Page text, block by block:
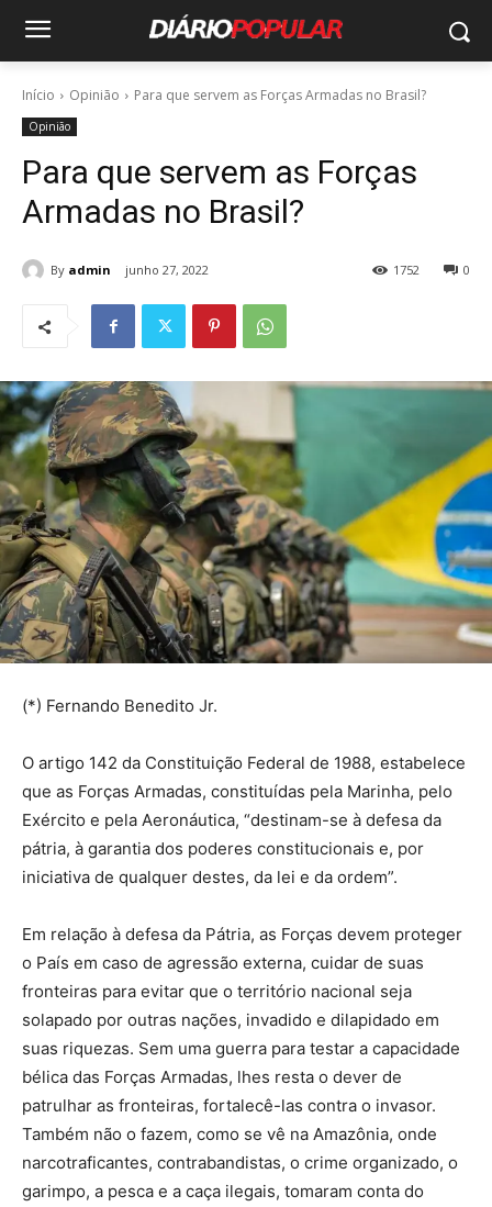
Início Opinião Para que servem as Forças Armadas no Brasil?
Opinião
Para que servem as Forças
Armadas no Brasil?
By admin junho 27, 2022 0
1752
(*) Fernando Benedito Jr.
O artigo 142 da Constituição Federal de 1988, estabelece
que as Forças Armadas, constituídas pela Marinha, pelo
Exército e pela Aeronáutica, “destinam-se à defesa da
pátria, à garantia dos poderes constitucionais e, por
iniciativa de qualquer destes, da lei e da ordem”.
Em relação à defesa da Pátria, as Forças devem proteger
o País em caso de agressão externa, cuidar de suas
fronteiras para evitar que o território nacional seja
solapado por outras nações, invadido e dilapidado em
suas riquezas. Sem uma guerra para testar a capacidade
bélica das Forças Armadas, lhes resta o dever de
patrulhar as fronteiras, fortalecê-las contra o invasor.
Também não o fazem, como se vê na Amazônia, onde
narcotraficantes, contrabandistas, o crime organizado, o
garimpo, a pesca e a caça ilegais, tomaram conta do